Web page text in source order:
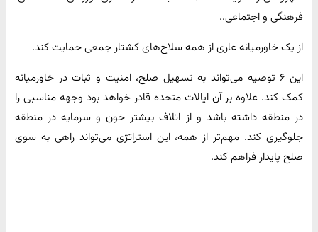
فرهنگی و اجتماعی..
از یک خاورمیانه عاری از همه سلاح‌های کشتار جمعی حمایت کند.
این ۶ توصیه می‌تواند به تسهیل صلح، امنیت و ثبات در خاورمیانه
کمک کند. علاوه بر آن ایالات متحده قادر خواهد بود وجهه مناسبی را
در منطقه داشته باشد و از اتلاف بیشتر خون و سرمایه در منطقه
جلوگیری کند. مهم‌تر از همه، این استراتژی می‌تواند راهی به سوی
صلح پایدار فراهم کند.